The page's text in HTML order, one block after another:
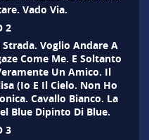
Vado Via.
2
Strada. Voglio Andare A
Come Me. E Soltanto
Un Amico. Il
(Io E Il Cielo. Non Ho
Cavallo Bianco. La
Blue Dipinto Di Blue.
3